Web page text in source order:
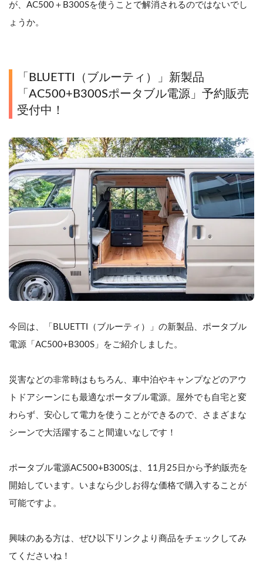
が、AC500＋B300Sを使うことで解消されるのではないでし
ょうか。
「BLUETTI（ブルーティ）」新製品
「AC500+B300Sポータブル電源」予約販売
受付中！
今回は、「BLUETTI（ブルーティ）」の新製品、ポータブル
電源「AC500+B300S」をご紹介しました。
災害などの非常時はもちろん、車中泊やキャンプなどのアウ
トドアシーンにも最適なポータブル電源。屋外でも自宅と変
わらず、安心して電力を使うことができるので、さまざまな
シーンで大活躍すること間違いなしです！
ポータブル電源AC500+B300Sは、11月25日から予約販売を
開始しています。いまなら少しお得な価格で購入することが
可能ですよ。
興味のある方は、ぜひ以下リンクより商品をチェックしてみ
てくださいね！